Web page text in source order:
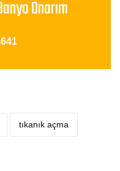
Onarım
tıkanık açma